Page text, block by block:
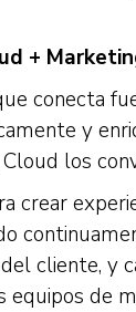
+
conecta
y
los
crear
cliente, y
de